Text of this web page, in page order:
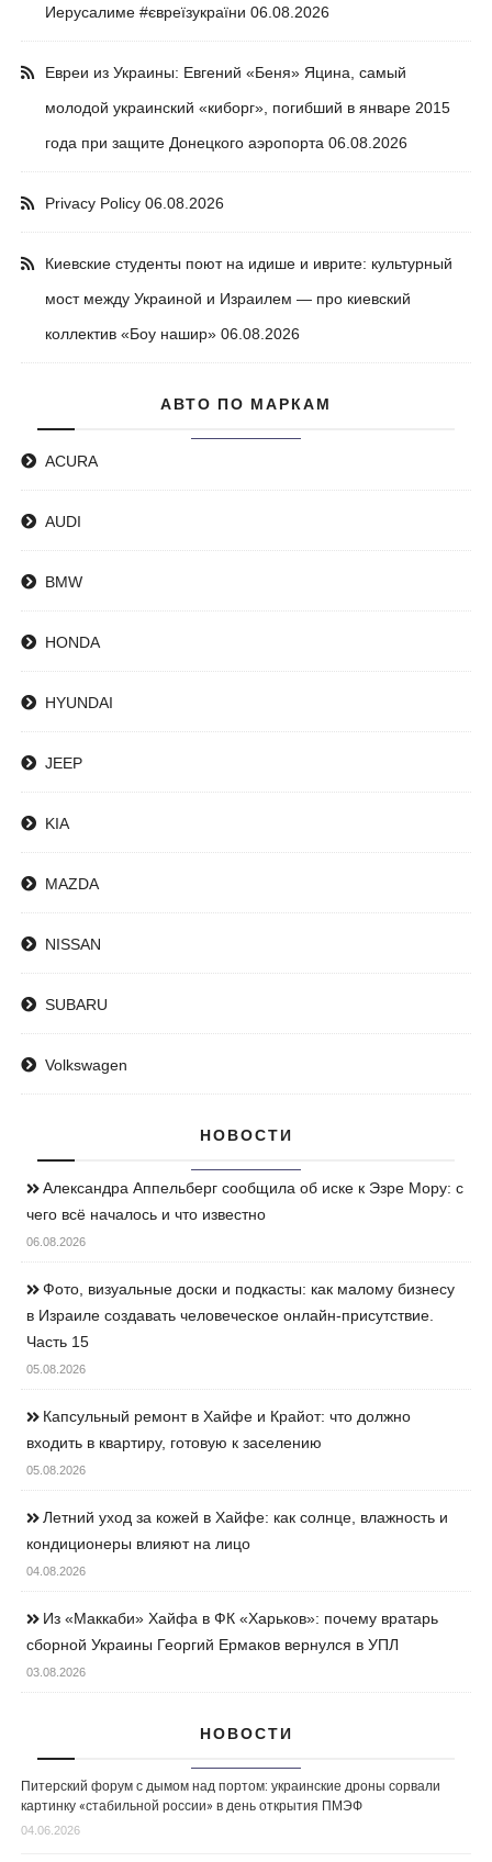
Иерусалиме #євреїзукраїни 06.08.2026
Евреи из Украины: Евгений «Беня» Яцина, самый
молодой украинский «киборг», погибший в январе 2015
года при защите Донецкого аэропорта 06.08.2026
Privacy Policy 06.08.2026
Киевские студенты поют на идише и иврите: культурный
мост между Украиной и Израилем — про киевский
коллектив «Боу нашир» 06.08.2026
АВТО ПО МАРКАМ
ACURA
AUDI
BMW
HONDA
HYUNDAI
JEEP
KIA
MAZDA
NISSAN
SUBARU
Volkswagen
НОВОСТИ
Александра Аппельберг сообщила об иске к Эзре Мору: с
чего всё началось и что известно
06.08.2026
Фото, визуальные доски и подкасты: как малому бизнесу
в Израиле создавать человеческое онлайн-присутствие.
Часть 15
05.08.2026
Капсульный ремонт в Хайфе и Крайот: что должно
входить в квартиру, готовую к заселению
05.08.2026
Летний уход за кожей в Хайфе: как солнце, влажность и
кондиционеры влияют на лицо
04.08.2026
Из «Маккаби» Хайфа в ФК «Харьков»: почему вратарь
сборной Украины Георгий Ермаков вернулся в УПЛ
03.08.2026
НОВОСТИ
Питерский форум с дымом над портом: украинские дроны сорвали
картинку «стабильной россии» в день открытия ПМЭФ
04.06.2026